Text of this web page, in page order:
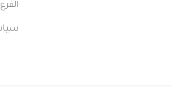
الفرع